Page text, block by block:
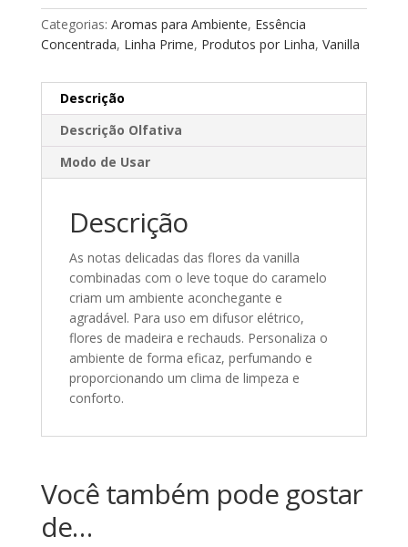
Categorias: Aromas para Ambiente, Essência
Concentrada, Linha Prime, Produtos por Linha, Vanilla
Descrição
Descrição Olfativa
Modo de Usar
Descrição
As notas delicadas das flores da vanilla
combinadas com o leve toque do caramelo
criam um ambiente aconchegante e
agradável. Para uso em difusor elétrico,
flores de madeira e rechauds. Personaliza o
ambiente de forma eficaz, perfumando e
proporcionando um clima de limpeza e
conforto.
Você também pode gostar
de…